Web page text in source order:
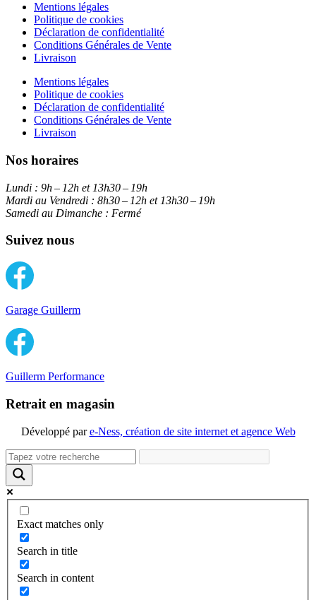
Mentions légales
Politique de cookies
Déclaration de confidentialité
Conditions Générales de Vente
Livraison
Mentions légales
Politique de cookies
Déclaration de confidentialité
Conditions Générales de Vente
Livraison
Nos horaires
Lundi : 9h – 12h et 13h30 – 19h
Mardi au Vendredi : 8h30 – 12h et 13h30 – 19h
Samedi au Dimanche : Fermé
Suivez nous
Garage Guillerm
Guillerm Performance
Retrait en magasin
Développé pare-Ness, création de site internet et agence Web
Exact matches only
Search in title
Search in content